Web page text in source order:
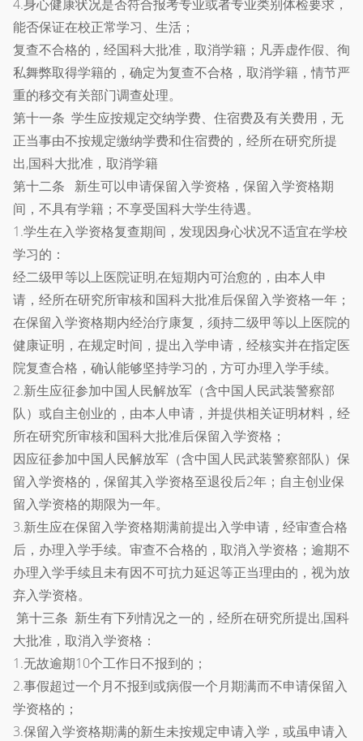
4.身心健康状况是否符合报考专业或者专业类别体检要求，
能否保证在校正常学习、生活；
复查不合格的，经国科大批准，取消学籍；凡弄虚作假、徇
私舞弊取得学籍的，确定为复查不合格，取消学籍，情节严
重的移交有关部门调查处理。
第十一条 学生应按规定交纳学费、住宿费及有关费用，无
正当事由不按规定缴纳学费和住宿费的，经所在研究所提
出,国科大批准，取消学籍
第十二条 新生可以申请保留入学资格，保留入学资格期
间，不具有学籍；不享受国科大学生待遇。
1.学生在入学资格复查期间，发现因身心状况不适宜在学校
学习的：
经二级甲等以上医院证明,在短期内可治愈的，由本人申
请，经所在研究所审核和国科大批准后保留入学资格一年；
在保留入学资格期内经治疗康复，须持二级甲等以上医院的
健康证明，在规定时间，提出入学申请，经核实并在指定医
院复查合格，确认能够坚持学习的，方可办理入学手续。
2.新生应征参加中国人民解放军（含中国人民武装警察部
队）或自主创业的，由本人申请，并提供相关证明材料，经
所在研究所审核和国科大批准后保留入学资格；
因应征参加中国人民解放军（含中国人民武装警察部队）保
留入学资格的，保留其入学资格至退役后2年；自主创业保
留入学资格的期限为一年。
3.新生应在保留入学资格期满前提出入学申请，经审查合格
后，办理入学手续。审查不合格的，取消入学资格；逾期不
办理入学手续且未有因不可抗力延迟等正当理由的，视为放
弃入学资格。
第十三条 新生有下列情况之一的，经所在研究所提出,国科
大批准，取消入学资格：
1.无故逾期10个工作日不报到的；
2.事假超过一个月不报到或病假一个月期满而不申请保留入
学资格的；
3.保留入学资格期满的新生未按规定申请入学，或虽申请入